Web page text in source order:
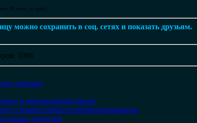
И смех, и грех!
можно сохранить в соц. сетях и показать друзьям.
: 1986
ребенку
в американской школе
сломали ребра во время реанимации
своих учителей